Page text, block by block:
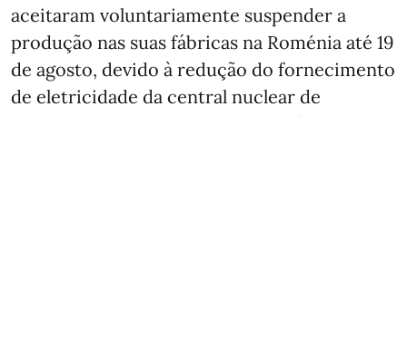
aceitaram voluntariamente suspender a
produção nas suas fábricas na Roménia até 19
de agosto, devido à redução do fornecimento
de eletricidade da central nuclear de
Cernavodă, resultante de falta de água.